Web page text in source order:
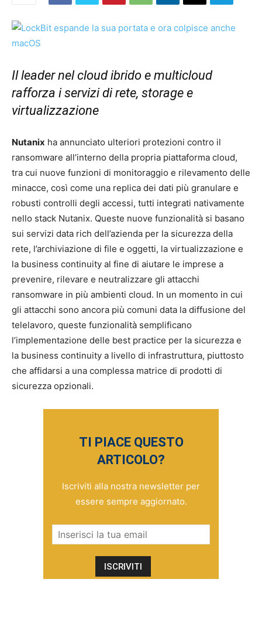
Il leader nel cloud ibrido e multicloud
rafforza i servizi di rete, storage e
virtualizzazione
Nutanix ha annunciato ulteriori protezioni contro il
ransomware all’interno della propria piattaforma cloud,
tra cui nuove funzioni di monitoraggio e rilevamento delle
minacce, così come una replica dei dati più granulare e
robusti controlli degli accessi, tutti integrati nativamente
nello stack Nutanix. Queste nuove funzionalità si basano
sui servizi data rich dell’azienda per la sicurezza della
rete, l’archiviazione di file e oggetti, la virtualizzazione e
la business continuity al fine di aiutare le imprese a
prevenire, rilevare e neutralizzare gli attacchi
ransomware in più ambienti cloud. In un momento in cui
gli attacchi sono ancora più comuni data la diffusione del
telelavoro, queste funzionalità semplificano
l’implementazione delle best practice per la sicurezza e
la business continuity a livello di infrastruttura, piuttosto
che affidarsi a una complessa matrice di prodotti di
sicurezza opzionali.
TI PIACE QUESTO
ARTICOLO?
Iscriviti alla nostra newsletter per
essere sempre aggiornato.